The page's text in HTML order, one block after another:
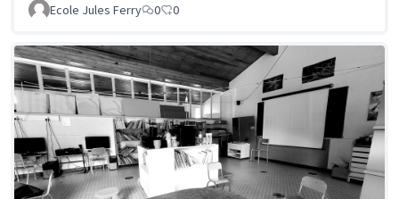
Ecole Jules Ferry
0 0